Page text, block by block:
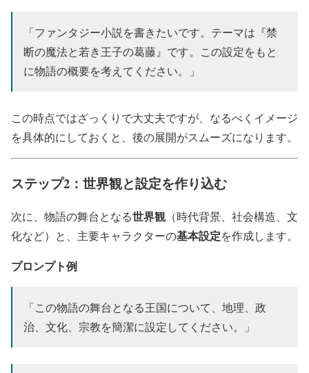
「ファンタジー小説を書きたいです。テーマは『禁
断の魔法と若き王子の葛藤』です。この設定をもと
に物語の概要を考えてください。」
この時点ではざっくりで大丈夫ですが、なるべくイメージ
を具体的にしておくと、後の展開がスムーズになります。
ステップ2：世界観と設定を作り込む
次に、物語の舞台となる世界観（時代背景、社会構造、文
化など）と、主要キャラクターの基本設定を作成します。
プロンプト例
「この物語の舞台となる王国について、地理、政
治、文化、宗教を簡潔に設定してください。」